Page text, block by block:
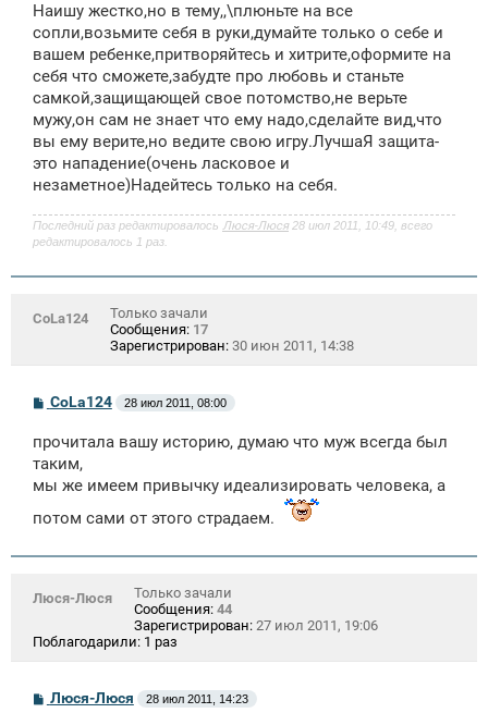
б
щ
н
и
Наишу жестко,но в тему,,\плюньте на все
сопли,возьмите себя в руки,думайте только о себе и
вашем ребенке,притворяйтесь и хитрите,оформите на
себя что сможете,забудте про любовь и станьте
самкой,защищающей свое потомство,не верьте
мужу,он сам не знает что ему надо,сделайте вид,что
вы ему верите,но ведите свою игру.ЛучшаЯ защита-
это нападение(очень ласковое и
незаметное)Надейтесь только на себя.
Последний раз редактировалось Люся-Люся 28 июл 2011, 10:49, всего
редактировалось 1 раз.
CoLa124
Только зачали
Сообщения: 17
Зарегистрирован: 30 июн 2011, 14:38
С
б
щ
н
е
CoLa124 28 июл 2011, 08:00
прочитала вашу историю, думаю что муж всегда был
таким,
мы же имеем привычку идеализировать человека, а
потом сами от этого страдаем.
Люся-Люся
Только зачали
Сообщения: 44
Зарегистрирован: 27 июл 2011, 19:06
Поблагодарили: 1 раз
С
Люся-Люся 28 июл 2011, 14:23